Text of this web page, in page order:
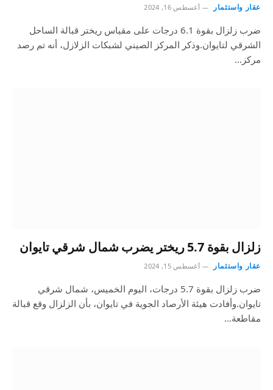
عقار واستثمار أغسطس 16, 2024
ضرب زلزال بقوة 6.1 درجات على مقياس ريختر قبالة الساحل
الشرقي لتايوان.وذكر المركز الصيني لشبكات الزلازل، أنه تم رصد
مركز…
زلزال بقوة 5.7 ريختر يضرب شمال شرقي تايوان
عقار واستثمار أغسطس 15, 2024
ضرب زلزال بقوة 5.7 درجات، اليوم الخميس، شمال شرقي
تايوان.وأفادت هيئة الأرصاد الجوية في تايوان، بأن الزلزال وقع قبالة
مقاطعة…